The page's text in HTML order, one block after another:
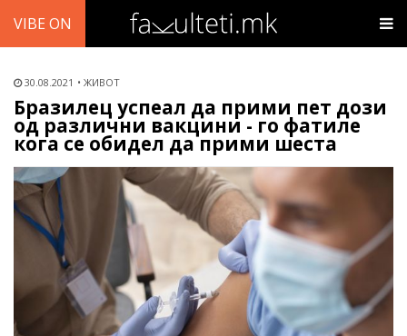
VIBE ON
30.08.2021 ЖИВОТ
Бразилец успеал да прими пет дози
од различни вакцини - го фатиле
кога се обидел да прими шеста